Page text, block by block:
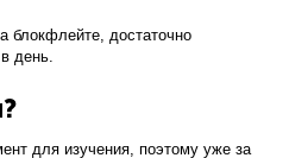
блокфлейте, достаточно
день.
для изучения, поэтому уже за